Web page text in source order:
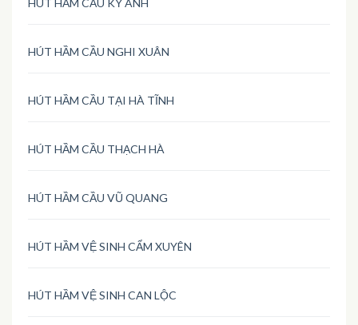
HÚT HẦM CẦU NGHI XUÂN
HÚT HẦM CẦU TẠI HÀ TĨNH
HÚT HẦM CẦU THẠCH HÀ
HÚT HẦM CẦU VŨ QUANG
HÚT HẦM VỆ SINH CẨM XUYÊN
HÚT HẦM VỆ SINH CAN LỘC